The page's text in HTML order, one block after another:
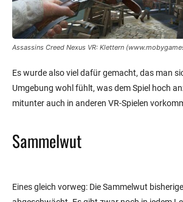
Assassins Creed Nexus VR: Klettern
Es wurde also viel dafür gemacht, das man
Umgebung wohl fühlt, was dem Spiel hoch
mitunter auch in anderen VR-Spielen
Sammelwut
Eines gleich vorweg: Die Sammelwut